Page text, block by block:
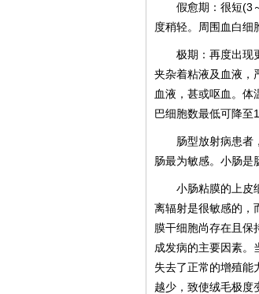
假愈期：很短(3
度稍轻。周围血白细
极期：再度出现
夹杂着粘液及血液，
血液，甚或呕血。
巴细胞数最低可降至
肠型放射病患者
肠最为敏感。小肠是
小肠粘膜的上皮
离辐射是很敏感的，
膜干细胞尚存在且保
成发病的主要因素。
失去了正常的增殖能
越少，致使绒毛极度